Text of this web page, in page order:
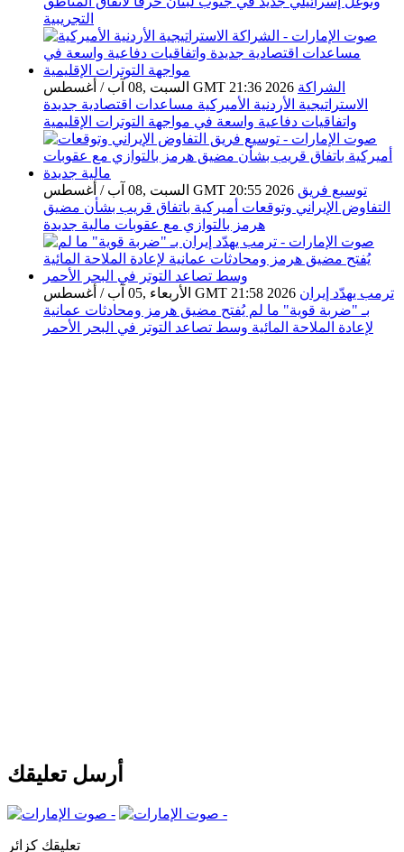
التجريبية
السبت ,08 آب / أغسطس GMT 21:36 2026 الشراكة
الاستراتيجية الأردنية الأميركية مساعدات اقتصادية جديدة
واتفاقيات دفاعية واسعة في مواجهة التوترات الإقليمية
السبت ,08 آب / أغسطس GMT 20:55 2026 توسيع فريق
التفاوض الإيراني وتوقعات أميركية باتفاق قريب بشأن مضيق
هرمز بالتوازي مع عقوبات مالية جديدة
الأربعاء ,05 آب / أغسطس GMT 21:58 2026 ترمب يهدّد إيران
بـ "ضربة قوية" ما لم يُفتح مضيق هرمز ومحادثات عمانية
لإعادة الملاحة المائية وسط تصاعد التوتر في البحر الأحمر
أرسل تعليقك
تعليقك كزائر